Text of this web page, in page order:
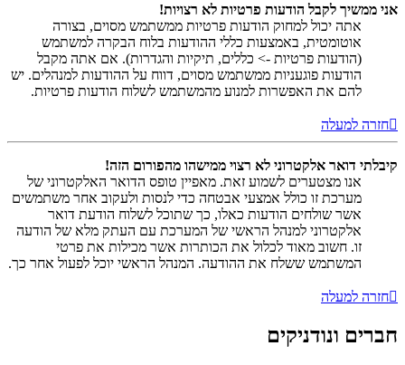
אני ממשיך לקבל הודעות פרטיות לא רצויות!
אתה יכול למחוק הודעות פרטיות ממשתמש מסוים, בצורה
אוטומטית, באמצעות כללי ההודעות בלוח הבקרה למשתמש
(הודעות פרטיות -> כללים, תיקיות והגדרות). אם אתה מקבל
הודעות פוגעניות ממשתמש מסוים, דווח על ההודעות למנהלים. יש
להם את האפשרות למנוע מהמשתמש לשלוח הודעות פרטיות.
חזרה למעלה
קיבלתי דואר אלקטרוני לא רצוי ממישהו מהפורום הזה!
אנו מצטערים לשמוע זאת. מאפיין טופס הדואר האלקטרוני של
מערכת זו כולל אמצעי אבטחה כדי לנסות ולעקוב אחר משתמשים
אשר שולחים הודעות כאלו, כך שתוכל לשלוח הודעת דואר
אלקטרוני למנהל הראשי של המערכת עם העתק מלא של הודעה
זו. חשוב מאוד לכלול את הכותרות אשר מכילות את פרטי
המשתמש ששלח את ההודעה. המנהל הראשי יוכל לפעול אחר כך.
חזרה למעלה
חברים ונודניקים